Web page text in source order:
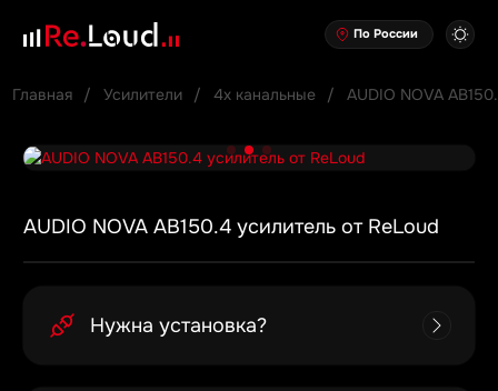
По России
Главная Усилители 4х канальные AUDIO NOVA
AUDIO NOVA AB150.4 усилитель от ReLoud
Нужна установка?